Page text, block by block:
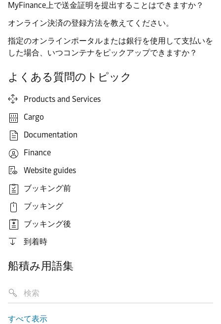
MyFinance上で送金証明を提出することはできますか？
オンライン決済の登録方法を教えてください。
指定のオンラインポータルまたは銀行を使用して支払いを
した場合、いつコンテナをピックアップできますか？
よくある質問のトピック
Products and Services
Cargo
Documentation
Finance
Website guides
ブッキング前
ブッキング
ブッキング後
到着時
船積み用語集
すべて表示